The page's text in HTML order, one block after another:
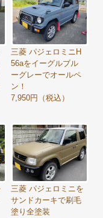
三菱 パジェロミニH
56aをイーグルブル
ーグレーでオールペ
ン！
7,950円（税込）
三菱 パジェロミニを
サンドカーキで刷毛
塗り全塗装